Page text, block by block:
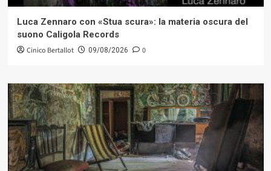
Luca Zennaro con «Stua scura»: la materia oscura del
suono Caligola Records
Cinico Bertallot 09/08/2026 0